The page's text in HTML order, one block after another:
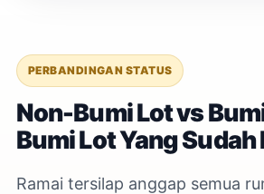
PERBANDINGAN STATUS
Non-Bumi Lot vs
Bumi Lot Yang
Ramai tersilap anggap semua